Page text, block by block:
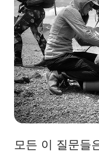
모든 이 질문들